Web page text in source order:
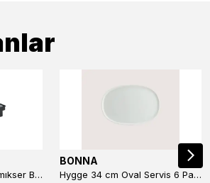
optimus mutfak supermıkser Bar Konteyner 6'lı 50×16×9 cm Kapaklı Polikarbon Organizer Bar & Kafe
BONNA
Hygge 34 cm Oval Servis 6 Parça